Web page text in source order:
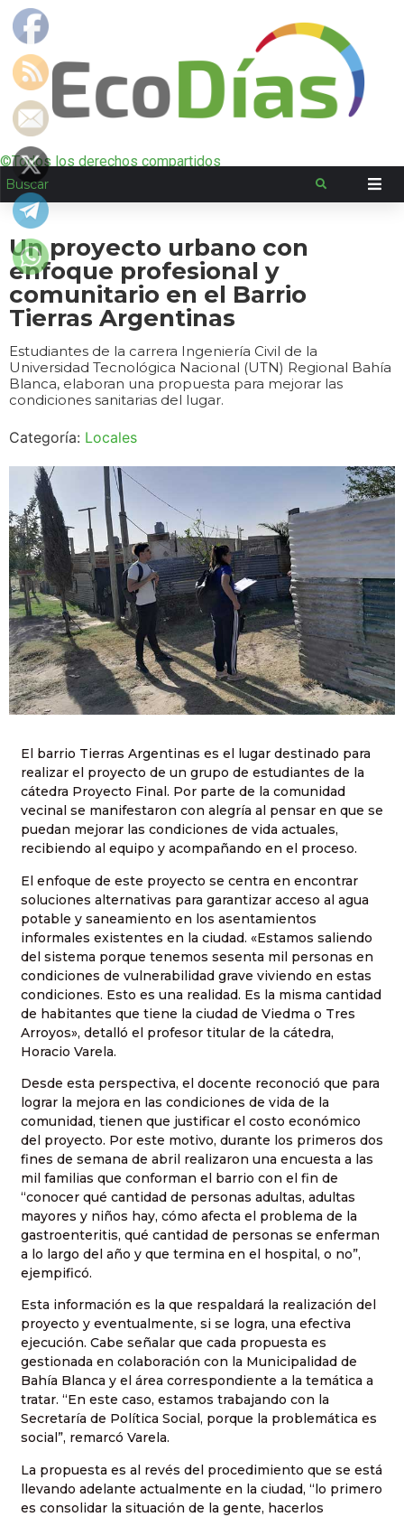
©Todos los derechos compartidos
Un proyecto urbano con
enfoque profesional y
comunitario en el Barrio
Tierras Argentinas
Estudiantes de la carrera Ingeniería Civil de la
Universidad Tecnológica Nacional (UTN) Regional Bahía
Blanca, elaboran una propuesta para mejorar las
condiciones sanitarias del lugar.
Categoría: Locales
El barrio Tierras Argentinas es el lugar destinado para
realizar el proyecto de un grupo de estudiantes de la
cátedra Proyecto Final. Por parte de la comunidad
vecinal se manifestaron con alegría al pensar en que se
puedan mejorar las condiciones de vida actuales,
recibiendo al equipo y acompañando en el proceso.
El enfoque de este proyecto se centra en encontrar
soluciones alternativas para garantizar acceso al agua
potable y saneamiento en los asentamientos
informales existentes en la ciudad. «Estamos saliendo
del sistema porque tenemos sesenta mil personas en
condiciones de vulnerabilidad grave viviendo en estas
condiciones. Esto es una realidad. Es la misma cantidad
de habitantes que tiene la ciudad de Viedma o Tres
Arroyos», detalló el profesor titular de la cátedra,
Horacio Varela.
Desde esta perspectiva, el docente reconoció que para
lograr la mejora en las condiciones de vida de la
comunidad, tienen que justificar el costo económico
del proyecto. Por este motivo, durante los primeros dos
fines de semana de abril realizaron una encuesta a las
mil familias que conforman el barrio con el fin de
“conocer qué cantidad de personas adultas, adultas
mayores y niños hay, cómo afecta el problema de la
gastroenteritis, qué cantidad de personas se enferman
a lo largo del año y que termina en el hospital, o no”,
ejempificó.
Esta información es la que respaldará la realización del
proyecto y eventualmente, si se logra, una efectiva
ejecución. Cabe señalar que cada propuesta es
gestionada en colaboración con la Municipalidad de
Bahía Blanca y el área correspondiente a la temática a
tratar. “En este caso, estamos trabajando con la
Secretaría de Política Social, porque la problemática es
social”, remarcó Varela.
La propuesta es al revés del procedimiento que se está
llevando adelante actualmente en la ciudad, “lo primero
es consolidar la situación de la gente, hacerlos